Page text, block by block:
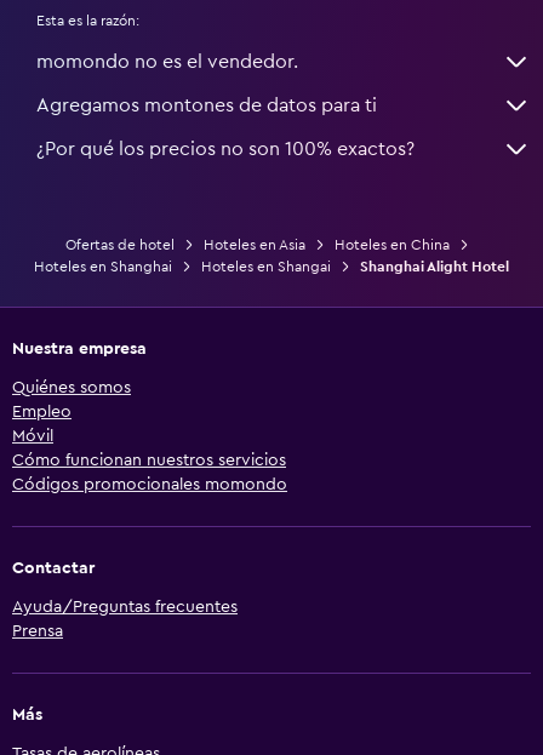
Esta es la razón:
momondo no es el vendedor.
Agregamos montones de datos para ti
¿Por qué los precios no son 100% exactos?
Ofertas de hotel Hoteles en Asia
Hoteles en China
Hoteles en Shanghai
Hoteles en Shangai Shanghai Alight Hotel
Nuestra empresa
Quiénes somos
Empleo
Móvil
Cómo funcionan nuestros servicios
Códigos promocionales momondo
Contactar
Ayuda/Preguntas frecuentes
Prensa
Más